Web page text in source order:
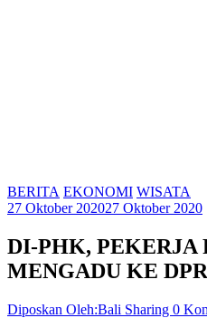
BERITA EKONOMI WISATA
27 Oktober 202027 Oktober 2020
DI-PHK, PEKERJA
MENGADU KE
Diposkan Oleh:Bali Sharing 0